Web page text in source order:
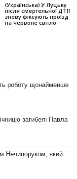
(Українська) У Луцьку
після смертельної ДТП
знову фіксують проїзд
на червоне світло
роботу щонайменше
загибелі Павла
Нечипоруком, який